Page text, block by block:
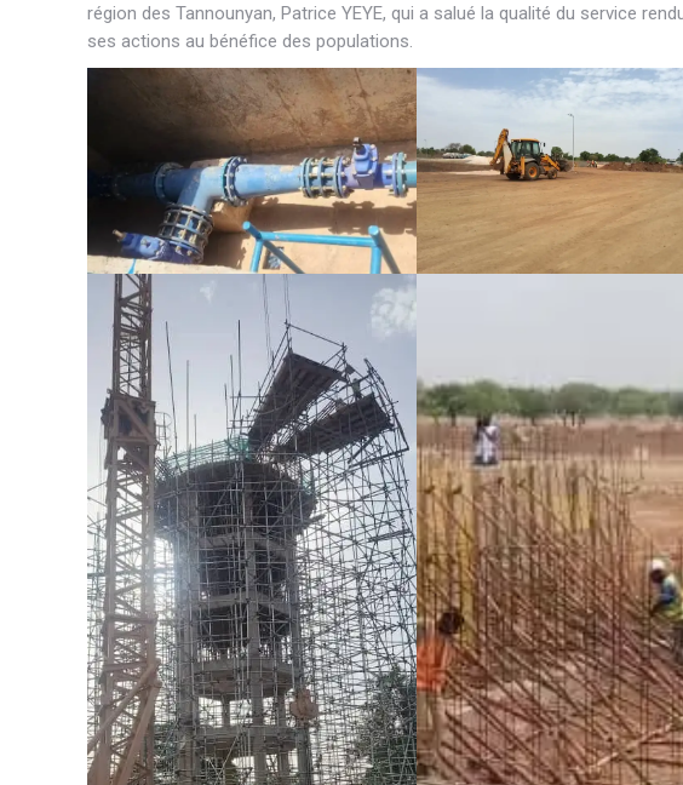
région des Tannounyan, Patrice YEYE, qui a salué la qualité du service
ses actions au bénéfice des populations.